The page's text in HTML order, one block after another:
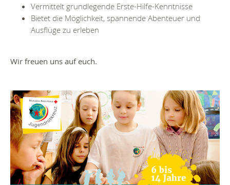
Vermittelt grundlegende Erste-Hilfe-Kenntnisse
Bietet die Möglichkeit, spannende Abenteuer und
Ausflüge zu erleben
Wir freuen uns auf euch.